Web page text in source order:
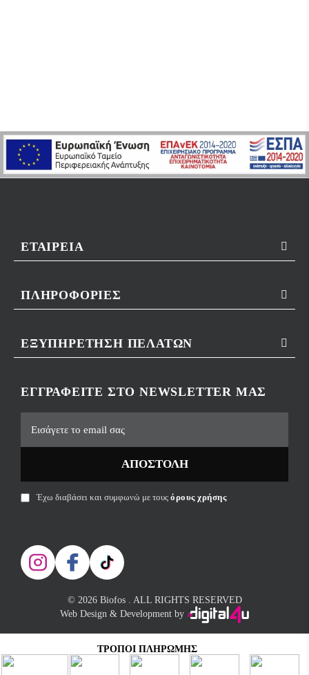
ΕΤΑΙΡΕΊΑ
ΠΛΗΡΟΦΟΡΊΕΣ
ΕΞΥΠΗΡΈΤΗΣΗ ΠΕΛΑΤΏΝ
ΕΓΓΡΑΦΕΊΤΕ ΣΤΟ NEWSLETTER ΜΑΣ
ΑΠΟΣΤΟΛΉ
Έχω διαβάσει και συμφωνώ με τους όρους χρήσης
© 2026 Biofos . ALL RIGHTS RESERVED
Web Design & Development by
ΤΡΌΠΟΙ ΠΛΗΡΩΜΉΣ